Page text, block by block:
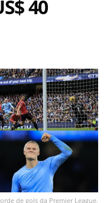
40
de gols da Premier League,